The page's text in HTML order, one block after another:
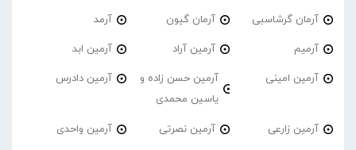
آرمان گرشاسبی آرمان گیون آرمد
آرمیم آرمین آراد آرمین ابد
آرمین امینی
آرمین حسن زاده و
یاسین محمدی
آرمین دادرس
آرمین زارعی آرمین نصرتی آرمین واحدی